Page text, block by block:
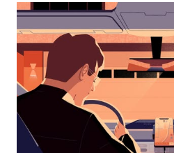
календарю
выбрать
дату.
Чтобы
закрыть
календарь,
нажмите
Esc.